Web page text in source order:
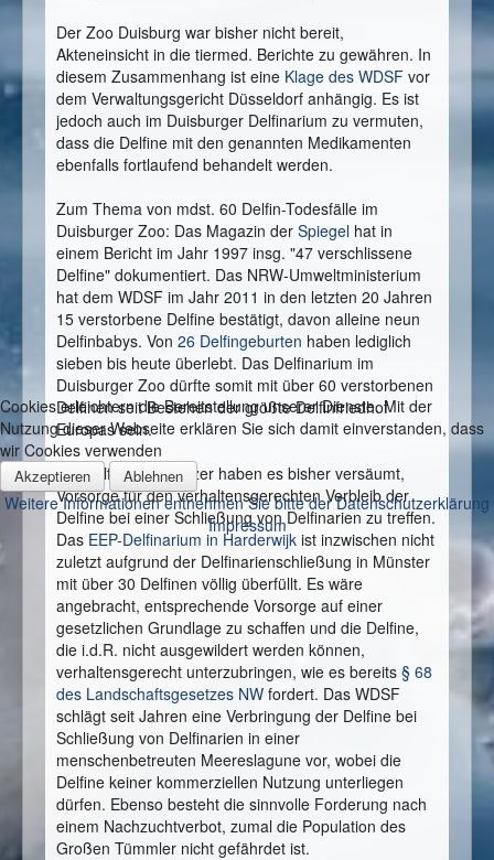
Der Zoo Duisburg war bisher nicht bereit,
Akteneinsicht in die tiermed. Berichte zu gewähren. In
diesem Zusammenhang ist eine Klage des WDSF vor
dem Verwaltungsgericht Düsseldorf anhängig. Es ist
jedoch auch im Duisburger Delfinarium zu vermuten,
dass die Delfine mit den genannten Medikamenten
ebenfalls fortlaufend behandelt werden.
Zum Thema von mdst. 60 Delfin-Todesfälle im
Duisburger Zoo: Das Magazin der Spiegel hat in
einem Bericht im Jahr 1997 insg. "47 verschlissene
Delfine" dokumentiert. Das NRW-Umweltministerium
hat dem WDSF im Jahr 2011 in den letzten 20 Jahren
15 verstorbene Delfine bestätigt, davon alleine neun
Delfinbabys. Von 26 Delfingeburten haben lediglich
sieben bis heute überlebt. Das Delfinarium im
Duisburger Zoo dürfte somit mit über 60 verstorbenen
Delfinen seit Bestehen der größte Delfinfriedhof
Europas sein.
Die Delfinarienbesitzer haben es bisher versäumt,
Vorsorge für den verhaltensgerechten Verbleib der
Delfine bei einer Schließung von Delfinarien zu treffen.
Das EEP-Delfinarium in Harderwijk ist inzwischen nicht
zuletzt aufgrund der Delfinarienschließung in Münster
mit über 30 Delfinen völlig überfüllt. Es wäre
angebracht, entsprechende Vorsorge auf einer
gesetzlichen Grundlage zu schaffen und die Delfine,
die i.d.R. nicht ausgewildert werden können,
verhaltensgerecht unterzubringen, wie es bereits § 68
des Landschaftsgesetzes NW fordert. Das WDSF
schlägt seit Jahren eine Verbringung der Delfine bei
Schließung von Delfinarien in einer
menschenbetreuten Meereslagune vor, wobei die
Delfine keiner kommerziellen Nutzung unterliegen
dürfen. Ebenso besteht die sinnvolle Forderung nach
einem Nachzuchtverbot, zumal die Population des
Großen Tümmler nicht gefährdet ist.
Cookies erleichtern die Bereitstellung unserer Dienste. Mit der
Nutzung dieser Webseite erklären Sie sich damit einverstanden, dass
wir Cookies verwenden
Akzeptieren Ablehnen
Weitere Informationen entnehmen Sie bitte der Datenschutzerklärung
Impressum